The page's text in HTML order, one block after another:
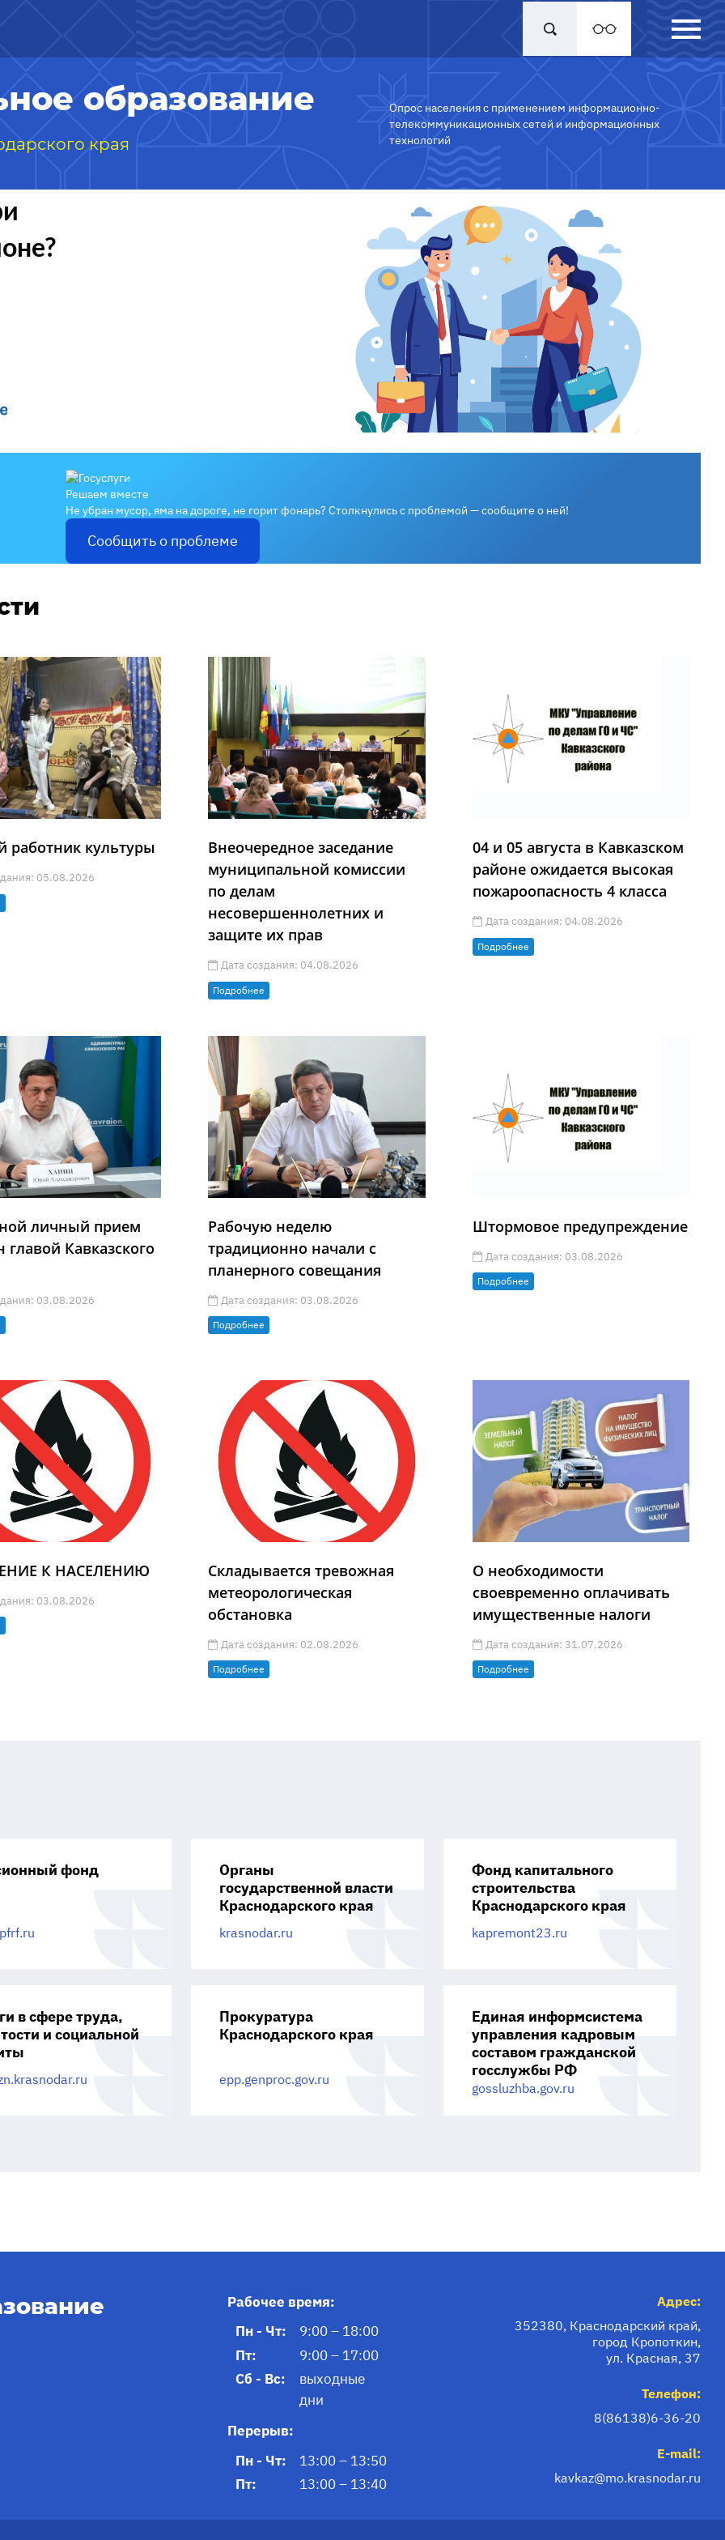
образование
края
Опрос населения с применением информационно-
телекоммуникационных сетей и информационных
технологий
Решаем вместе
Не убран мусор, яма на дороге, не горит фонарь? Столкнулись с проблемой — сообщите о ней!
Сообщить о проблеме
работник культуры
05.08.2026
Внеочередное заседание
муниципальной комиссии
по делам
несовершеннолетних и
защите их прав
Дата создания: 04.08.2026
Подробнее
04 и 05 августа в Кавказском
районе ожидается высокая
пожароопасность 4 класса
Дата создания: 04.08.2026
Подробнее
личный прием
главой Кавказского
03.08.2026
Рабочую неделю
традиционно начали с
планерного совещания
Дата создания: 03.08.2026
Подробнее
Штормовое предупреждение
Дата создания: 03.08.2026
Подробнее
К НАСЕЛЕНИЮ
03.08.2026
Складывается тревожная
метеорологическая
обстановка
Дата создания: 02.08.2026
Подробнее
О необходимости
своевременно оплачивать
имущественные налоги
Дата создания: 31.07.2026
Подробнее
фонд
Органы
государственной власти
Краснодарского края
krasnodar.ru
Фонд капитального
строительства
Краснодарского края
kapremont23.ru
в сфере труда,
и социальной
Прокуратура
Краснодарского края
epp.genproc.gov.ru
Единая информсистема
управления кадровым
составом гражданской
госслужбы РФ
gossluzhba.gov.ru
Рабочее время:
Пн - Чт:
9:00 – 18:00
Пт:
9:00 – 17:00
Сб - Вс:
выходные
дни
Перерыв:
Пн - Чт:
13:00 – 13:50
Пт:
13:00 – 13:40
Адрес:
352380, Краснодарский край,
город Кропоткин,
ул. Красная, 37
Телефон:
8(86138)6-36-20
E-mail:
kavkaz@mo.krasnodar.ru